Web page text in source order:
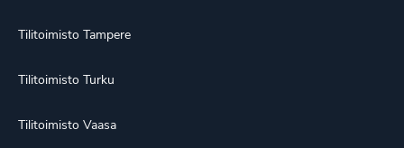
Tilitoimisto Tampere
Tilitoimisto Turku
Tilitoimisto Vaasa